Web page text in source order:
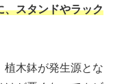
、スタンドやラック
植木鉢が発生源とな